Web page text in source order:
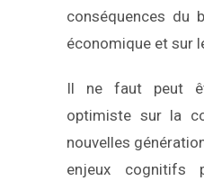
conséquences du
économique et sur
Il ne faut peut
optimiste sur la
nouvelles
enjeux cognitifs